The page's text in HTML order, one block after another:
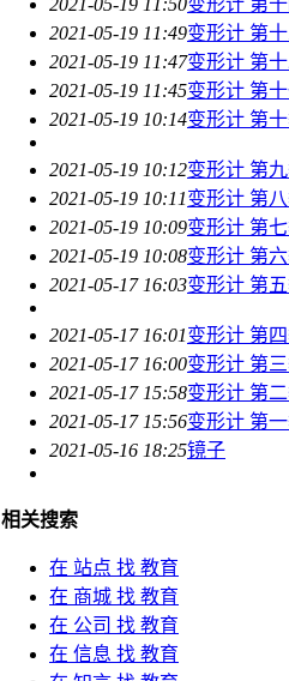
2021-05-19 11:49变形计 第
2021-05-19 11:47变形计 第
2021-05-19 11:45变形计 第
2021-05-19 10:14变形计 第
2021-05-19 10:12变形计 第
2021-05-19 10:11变形计 第
2021-05-19 10:09变形计 第
2021-05-19 10:08变形计 第
2021-05-17 16:03变形计 第
2021-05-17 16:01变形计 第
2021-05-17 16:00变形计 第
2021-05-17 15:58变形计 第
2021-05-17 15:56变形计 第
2021-05-16 18:25镜子
相关搜索
在 站点 找 教育
在 商城 找 教育
在 公司 找 教育
在 信息 找 教育